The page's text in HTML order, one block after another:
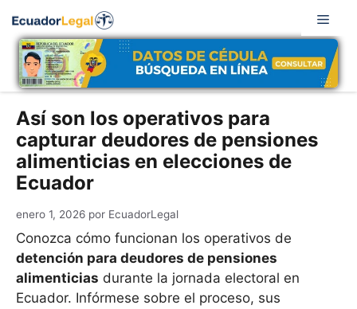
contenido
Así son los operativos para
capturar deudores de pensiones
alimenticias en elecciones de
Ecuador
enero 1, 2026 por EcuadorLegal
Conozca cómo funcionan los operativos de
detención para deudores de pensiones
alimenticias durante la jornada electoral en
Ecuador. Infórmese sobre el proceso, sus